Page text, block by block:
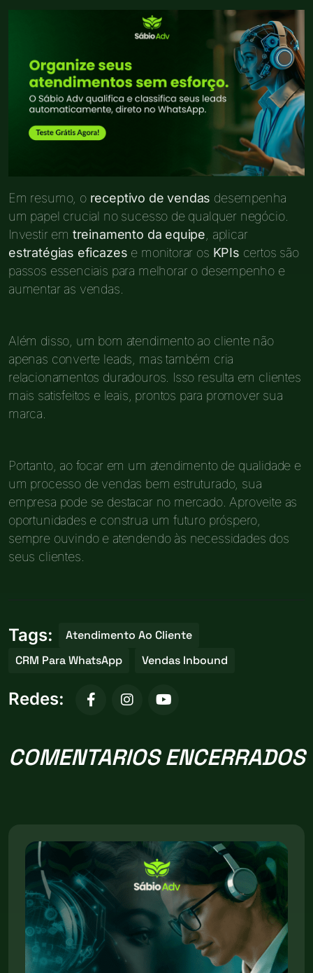
Em resumo, o receptivo de vendas desempenha
um papel crucial no sucesso de qualquer negócio.
Investir em treinamento da equipe , aplicar
estratégias eficazes e monitorar os KPIs certos são
passos essenciais para melhorar o desempenho e
aumentar as vendas.
Além disso, um bom atendimento ao cliente não
apenas converte leads, mas também cria
relacionamentos duradouros. Isso resulta em clientes
mais satisfeitos e leais, prontos para promover sua
marca.
Portanto, ao focar em um atendimento de qualidade e
um processo de vendas bem estruturado, sua
empresa pode se destacar no mercado. Aproveite as
oportunidades e construa um futuro próspero,
sempre ouvindo e atendendo às necessidades dos
seus clientes.
Tags:
Atendimento Ao Cliente
CRM Para WhatsApp
Vendas Inbound
Redes:
COMENTARIOS ENCERRADOS